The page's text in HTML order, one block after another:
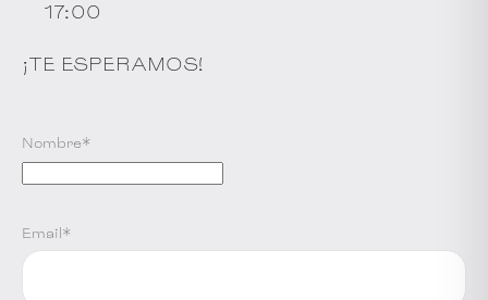
17:00
¡TE ESPERAMOS!
Nombre*
Email*